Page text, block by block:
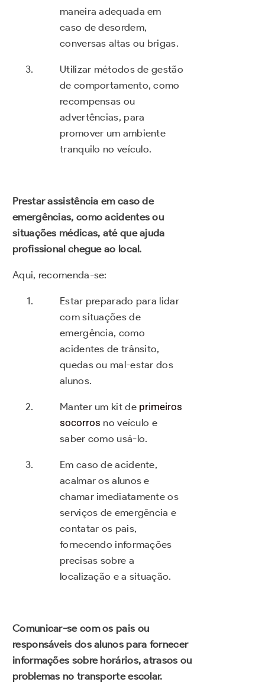
maneira adequada em
caso de desordem,
conversas altas ou brigas.
Utilizar métodos de gestão
de comportamento, como
recompensas ou
advertências, para
promover um ambiente
tranquilo no veículo.
Prestar assistência em caso de
emergências, como acidentes ou
situações médicas, até que ajuda
profissional chegue ao local.
Aqui, recomenda-se:
Estar preparado para lidar
com situações de
emergência, como
acidentes de trânsito,
quedas ou mal-estar dos
alunos.
Manter um kit de primeiros
socorros no veículo e
saber como usá-lo.
Em caso de acidente,
acalmar os alunos e
chamar imediatamente os
serviços de emergência e
contatar os pais,
fornecendo informações
precisas sobre a
localização e a situação.
Comunicar-se com os pais ou
responsáveis dos alunos para fornecer
informações sobre horários, atrasos ou
problemas no transporte escolar.